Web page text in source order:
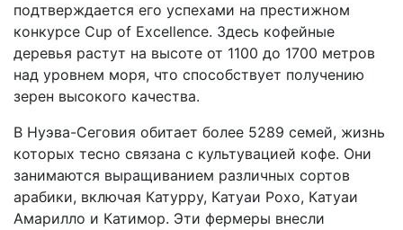
подтверждается его успехами на престижном
конкурсе Cup of Excellence. Здесь кофейные
деревья растут на высоте от 1100 до 1700 метров
над уровнем моря, что способствует получению
зерен высокого качества.
В Нуэва-Сеговия обитает более 5289 семей, жизнь
которых тесно связана с культувацией кофе. Они
занимаются выращиванием различных сортов
арабики, включая Катурру, Катуаи Рохо, Катуаи
Амарилло и Катимор. Эти фермеры внесли